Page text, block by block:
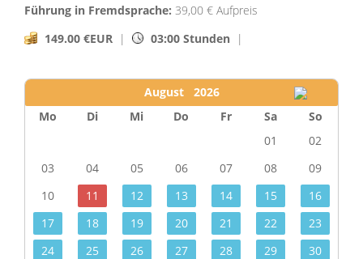
Führung in Fremdsprache: 39,00 € Aufpreis
149.00 €EUR | 03:00 Stunden |
August 2026
Mo
Di Mi Do Fr Sa
So
01
02
03
04 05 06 07 08
09
10
11 12 13 14 15
16
17
18 19 20 21 22
23
24
25 26 27 28 29
30